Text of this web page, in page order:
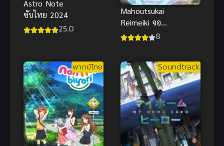
Astro Note
ซับไทย 2024
25.0
Mahoutsukai
Reimeiki จอม
เวทแห่ง
8
พากย์ไทย Soundtrack